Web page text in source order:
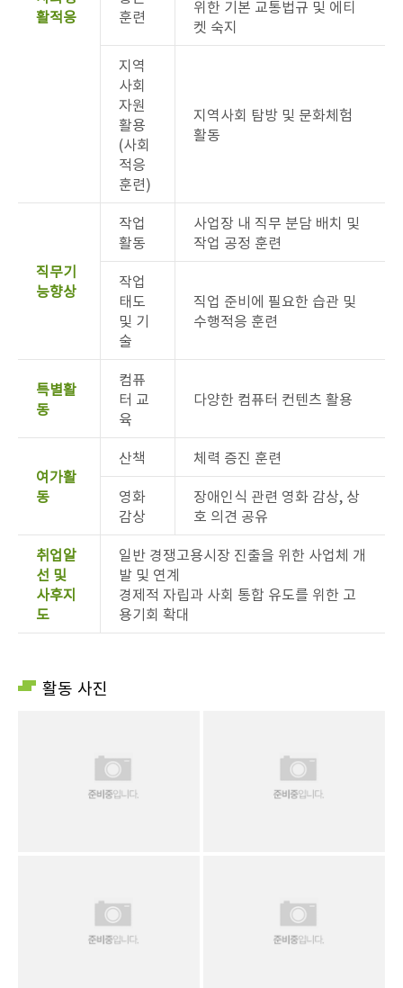
활적응
훈련
위한 기본 교통법규 및 에티
켓 숙지
지역
사회
자원
활용
(사회
적응
훈련)
지역사회 탐방 및 문화체험
활동
직무기
능향상
작업
활동
사업장 내 직무 분담 배치 및
작업 공정 훈련
작업
태도
및 기
술
직업 준비에 필요한 습관 및
수행적응 훈련
특별활
동
컴퓨
터 교
육
다양한 컴퓨터 컨텐츠 활용
여가활
동
산책
체력 증진 훈련
영화
감상
장애인식 관련 영화 감상, 상
호 의견 공유
취업알
선 및
사후지
도
일반 경쟁고용시장 진출을 위한 사업체 개
발 및 연계
경제적 자립과 사회 통합 유도를 위한 고
용기회 확대
활동 사진